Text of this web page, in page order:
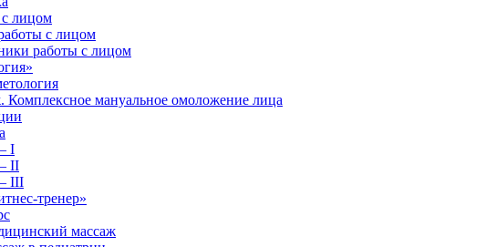
лицом
с лицом
работы с лицом
Комплексное мануальное омоложение лица
I
II
III
тренер»
массаж